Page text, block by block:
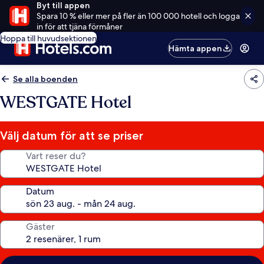
Byt till appen
Spara 10 % eller mer på fler än 100 000 hotell och logga
in för att tjäna förmåner
Hoppa till huvudsektionen
Hämta appen
Se alla boenden
WESTGATE Hotel
Välj datum för att se priser
Vart reser du?
Datum
Gäster